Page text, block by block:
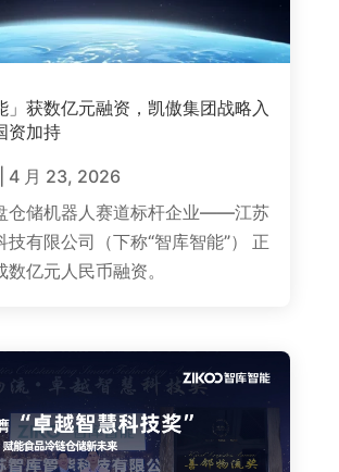
」获数亿元融资，凯傲集团战略入
资加持
4 月 23, 2026
仓储机器人赛道标杆企业——江苏
技有限公司（下称“智库智能”） 正
亿元人民币融资。